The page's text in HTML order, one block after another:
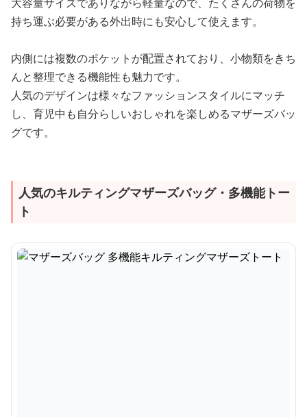
持ち運ぶ必要がある外出時にも安心して使えます。
内側には複数のポケットが配置されており、小物類をきち
んと整理できる機能性も魅力です。
人気のデザインは様々なファッションスタイルにマッチ
し、育児中も自分らしいおしゃれを楽しめるマザーズバッ
グです。
人気のキルティングマザーズバッグ・多機能トー
ト